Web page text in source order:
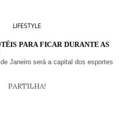
LIFESTYLE
PARA FICAR DURANTE AS
Janeiro será a capital dos esportes
PARTILHA!